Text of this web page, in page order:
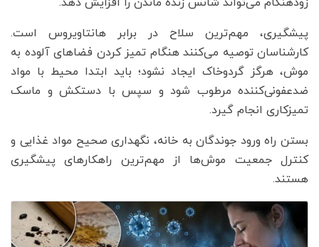
پیشگیری، مهم‌ترین سلاح در برابر هانتاویروس است.
کارشناسان توصیه می‌کنند هنگام تمیز کردن فضاهای آلوده به
موش، هرگز گردوخاک ایجاد نشود؛ باید ابتدا محیط با مواد
ضدعفونی‌کننده مرطوب شود و سپس با دستکش و ماسک
تمیزکاری انجام گیرد.
بستن راه ورود جوندگان به خانه، نگهداری صحیح مواد غذایی و
کنترل جمعیت موش‌ها از مهم‌ترین راهکارهای پیشگیری
هستند.